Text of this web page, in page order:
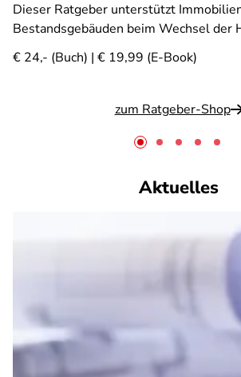
Dieser Ratgeber unterstützt
Bestandsgebäuden beim Wechsel der
€ 24,- (Buch) | € 19,99 (E-Book)
zum Ratgeber-Shop
Aktuelles